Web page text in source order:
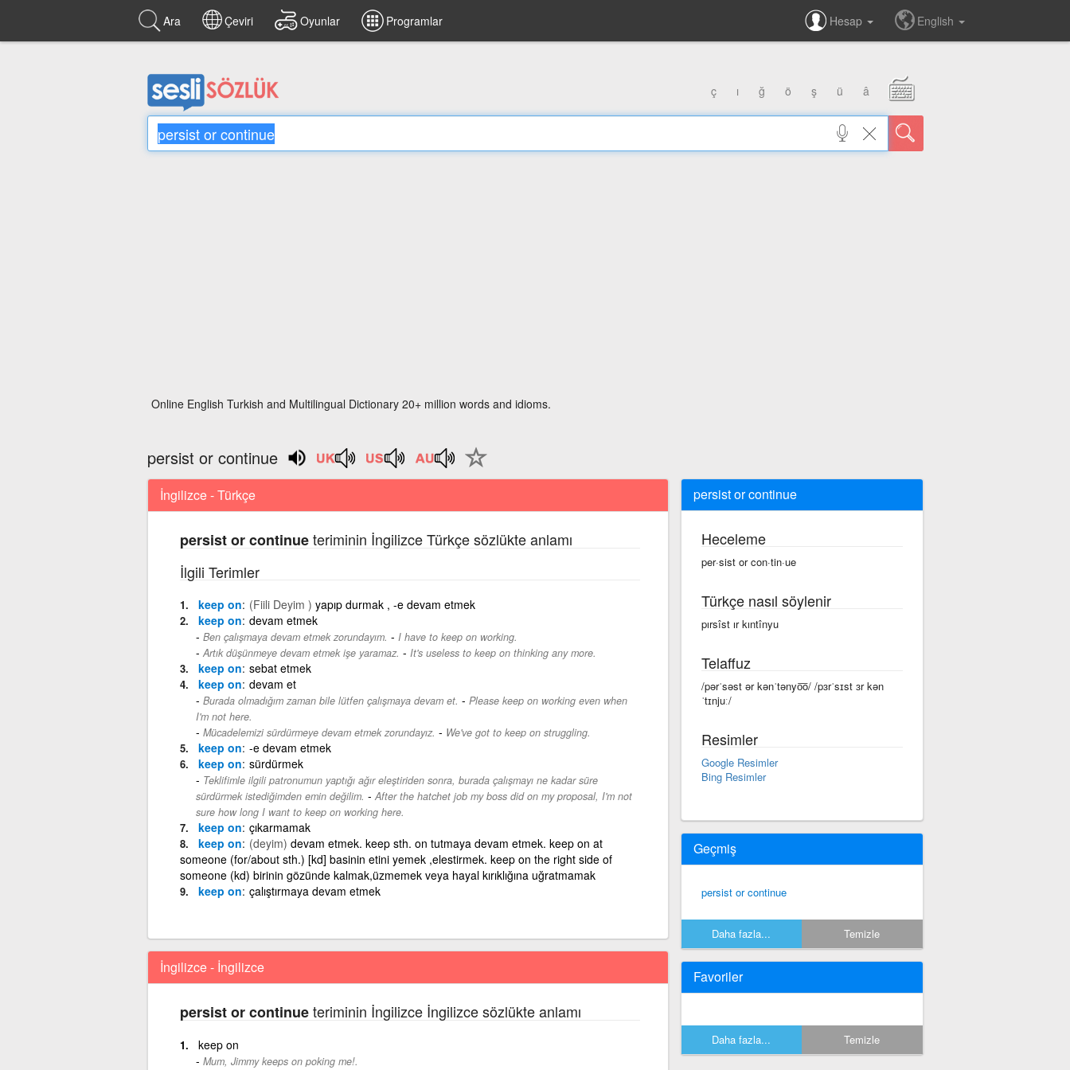
Ara Çeviri Oyunlar Programlar Hesap English
ç ı ğ ö ş ü â
Online English Turkish and Multilingual Dictionary 20+ million words and idioms.
persist or continue
İngilizce - Türkçe
persist or continueteriminin İngilizce Türkçe sözlükte anlamı
İlgili Terimler
keep on (Fiili Deyim ) yapıp durmak , -e devam etmek
keep on devam etmek
Ben çalışmaya devam etmek zorundayım. - I have to keep on working.
Artık düşünmeye devam etmek işe yaramaz. - It's useless to keep on thinking any more.
keep on sebat etmek
keep on devam et
Burada olmadığım zaman bile lütfen çalışmaya devam et. - Please keep on working even when
I'm not here.
Mücadelemizi sürdürmeye devam etmek zorundayız. - We've got to keep on struggling.
keep on -e devam etmek
keep on sürdürmek
Teklifimle ilgili patronumun yaptığı ağır eleştiriden sonra, burada çalışmayı ne kadar süre
sürdürmek istediğimden emin değilim. - After the hatchet job my boss did on my proposal, I'm not
sure how long I want to keep on working here.
keep on çıkarmamak
keep on (deyim) devam etmek. keep sth. on tutmaya devam etmek. keep on at
someone (for/about sth.) [kd] basinin etini yemek ,elestirmek. keep on the right side of
someone (kd) birinin gözünde kalmak,üzmemek veya hayal kırıklığına uğratmamak
keep on çalıştırmaya devam etmek
İngilizce - İngilizce
persist or continueteriminin İngilizce İngilizce sözlükte anlamı
keep on
Mum, Jimmy keeps on poking me!.
persist or continue
Heceleme
per·sist or con·tin·ue
Türkçe nasıl söylenir
pırsîst ır kıntînyu
Telaffuz
/pərˈsəst ər kənˈtənyo͞o/ /pɜrˈsɪst ɜr kən
ˈtɪnjuː/
Resimler
Google Resimler
Bing Resimler
Geçmiş
persist or continue
Daha fazla... Temizle
Favoriler
Daha fazla... Temizle